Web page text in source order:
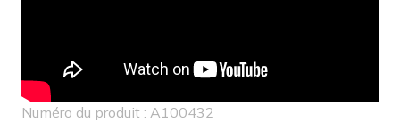
Numéro du produit : A100432